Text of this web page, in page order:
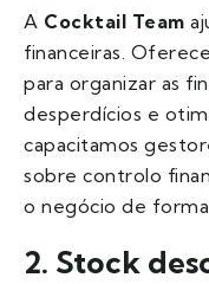
A Cocktail Team
financeiras.
para organizar as
desperdícios e
capacitamos
sobre controlo
o negócio de
2. Stock